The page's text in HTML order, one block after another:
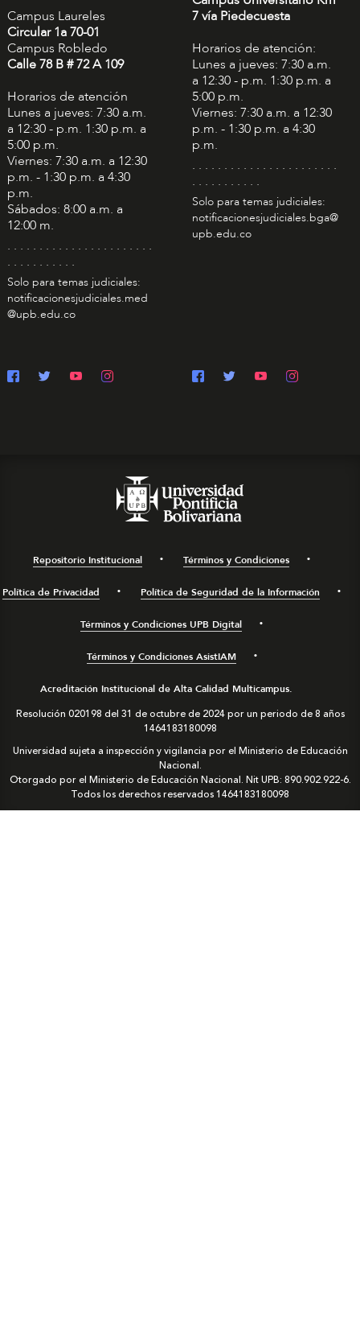
Campus Laureles
Circular 1a 70-01
Campus Robledo
Calle 78 B # 72 A 109
Horarios de atención
Lunes a jueves: 7:30 a.m.
a 12:30 - p.m. 1:30 p.m. a
5:00 p.m.
Viernes: 7:30 a.m. a 12:30
p.m. - 1:30 p.m. a 4:30
p.m.
Sábados: 8:00 a.m. a
12:00 m.
. . . . . . . . . . . . . . . . . . . . . . .
. . . . . . . . . . .
Solo para temas judiciales:
notificacionesjudiciales.med
@upb.edu.co
7 vía Piedecuesta
Horarios de atención:
Lunes a jueves: 7:30 a.m.
a 12:30 - p.m. 1:30 p.m. a
5:00 p.m.
Viernes: 7:30 a.m. a 12:30
p.m. - 1:30 p.m. a 4:30
p.m.
. . . . . . . . . . . . . . . . . . . . . . .
. . . . . . . . . . .
Solo para temas judiciales:
notificacionesjudiciales.bga@
upb.edu.co
Repositorio Institucional Términos y Condiciones
Política de Privacidad Política de Seguridad de la Información
Términos y Condiciones UPB Digital
Términos y Condiciones AsistIAM
Acreditación Institucional de Alta Calidad Multicampus.
Resolución 020198 del 31 de octubre de 2024 por un periodo de 8 años
1464183180098
Universidad sujeta a inspección y vigilancia por el Ministerio de Educación
Nacional.
Otorgado por el Ministerio de Educación Nacional. Nit UPB: 890.902.922-6.
Todos los derechos reservados1464183180098